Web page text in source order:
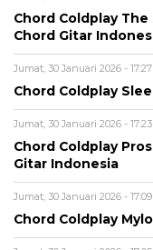
Chord Coldplay
Chord Gitar
Jumat, 30 Januari 2026 - 17:27
Chord Coldplay
Jumat, 30 Januari 2026 - 17:23
Chord Coldplay
Gitar Indonesia
Jumat, 30 Januari 2026 - 17:09
Chord Coldplay